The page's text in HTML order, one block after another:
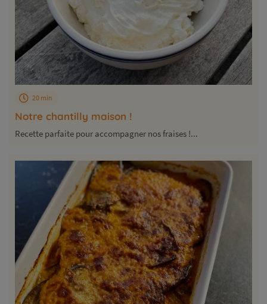
Notre chantilly maison !
20 min
Recette parfaite pour accompagner nos fraises !...